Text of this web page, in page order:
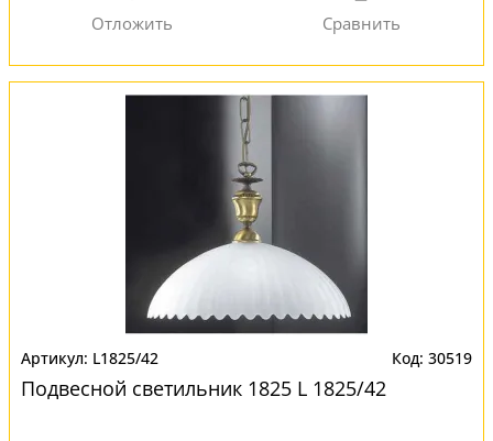
L1825/42 30519
Подвесной светильник 1825 L 1825/42